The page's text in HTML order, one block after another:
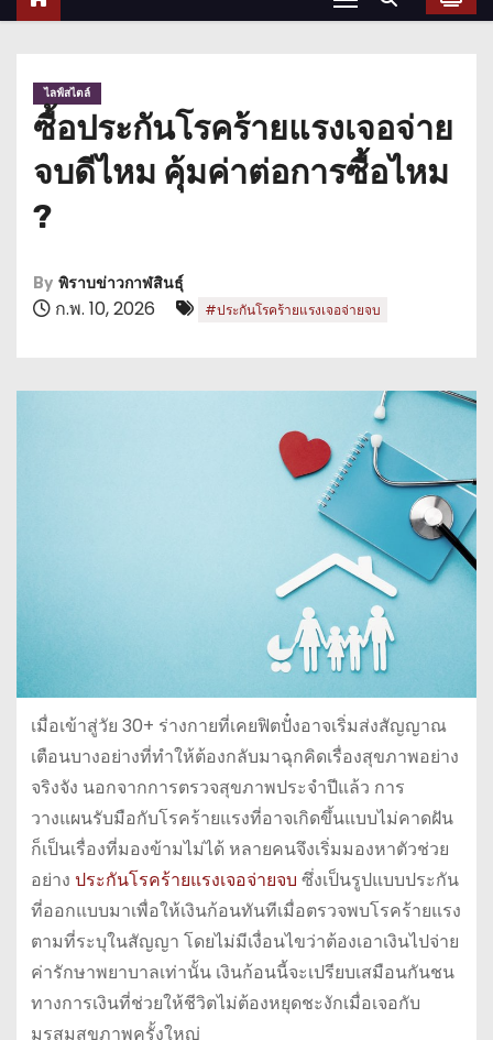
ไลฟ์สไตล์
ซื้อประกันโรคร้ายแรงเจอจ่าย
จบดีไหม คุ้มค่าต่อการซื้อไหม
?
By พิราบข่าวกาฬสินธุ์
ก.พ. 10, 2026 #ประกันโรคร้ายแรงเจอจ่ายจบ
เมื่อเข้าสู่วัย 30+ ร่างกายที่เคยฟิตปั๋งอาจเริ่มส่งสัญญาณ
เตือนบางอย่างที่ทำให้ต้องกลับมาฉุกคิดเรื่องสุขภาพอย่าง
จริงจัง นอกจากการตรวจสุขภาพประจำปีแล้ว การ
วางแผนรับมือกับโรคร้ายแรงที่อาจเกิดขึ้นแบบไม่คาดฝัน
ก็เป็นเรื่องที่มองข้ามไม่ได้ หลายคนจึงเริ่มมองหาตัวช่วย
อย่าง ประกันโรคร้ายแรงเจอจ่ายจบ ซึ่งเป็นรูปแบบประกัน
ที่ออกแบบมาเพื่อให้เงินก้อนทันทีเมื่อตรวจพบโรคร้ายแรง
ตามที่ระบุในสัญญา โดยไม่มีเงื่อนไขว่าต้องเอาเงินไปจ่าย
ค่ารักษาพยาบาลเท่านั้น เงินก้อนนี้จะเปรียบเสมือนกันชน
ทางการเงินที่ช่วยให้ชีวิตไม่ต้องหยุดชะงักเมื่อเจอกับ
มรสุมสุขภาพครั้งใหญ่